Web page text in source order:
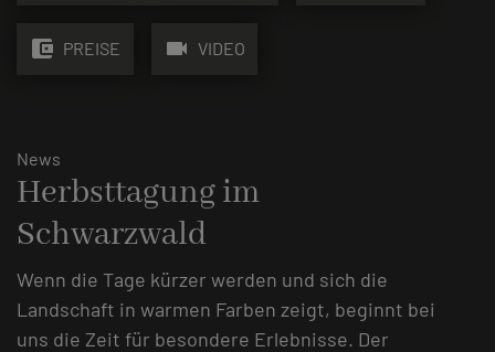
account_balance_wallet PREISE videocam VIDEO
News
Herbsttagung im
Schwarzwald
Wenn die Tage kürzer werden und sich die
Landschaft in warmen Farben zeigt, beginnt bei
uns die Zeit für besondere Erlebnisse. Der